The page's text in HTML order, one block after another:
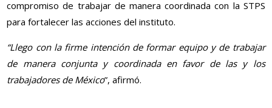
compromiso de trabajar de manera coordinada con la STPS
para fortalecer las acciones del instituto.
“Llego con la firme intención de formar equipo y de trabajar
de manera conjunta y coordinada en favor de las y los
trabajadores de México”, afirmó.